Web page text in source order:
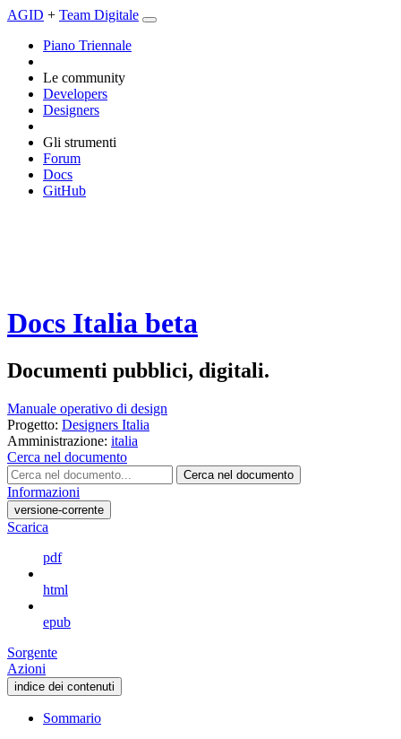
AGID + Team Digitale
Piano Triennale
Le community
Developers
Designers
Gli strumenti
Forum
Docs
GitHub
Docs Italia beta
Documenti pubblici, digitali.
Manuale operativo di design
Progetto: Designers Italia
Amministrazione: italia
Cerca nel documento
Cerca nel documento
Informazioni
versione-corrente
Scarica
pdf
html
epub
Sorgente
Azioni
indice dei contenuti
Sommario